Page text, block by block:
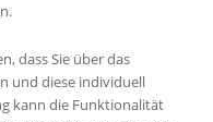
dass Sie über das
und diese individuell
kann die Funktionalität